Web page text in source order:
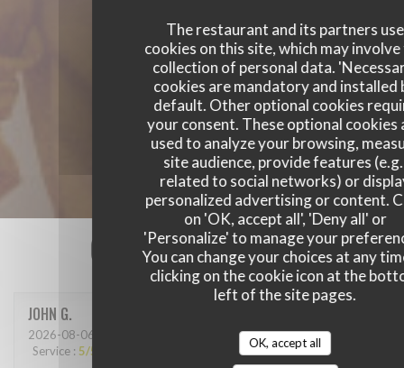
The restaurant and its partners use
cookies on this site, which may
collection of personal data.
cookies are mandatory and installed
default. Other optional cookies
your consent. These optional cookies
used to analyze your browsing,
site audience, provide features
related to social networks) or
personalized advertising or content.
on 'OK, accept all', 'Deny all' or
'Personalize' to manage your
You can change your choices at any
clicking on the cookie icon at the
left of the site pages.
OK, accept all
Our customer ratings
JOHN G
2026-08-06
Service : 5/5 /5 Value:5/5